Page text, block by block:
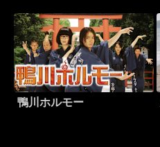
鴨川ホルモー